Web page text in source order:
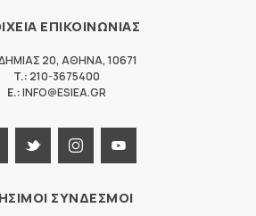
ΕΠΙΚΟΙΝΩΝΙΑΣ
20, ΑΘΗΝΑ, 10671
T.: 210-3675400
E.:INFO@ESIEA.GR
ΣΥΝΔΕΣΜΟΙ